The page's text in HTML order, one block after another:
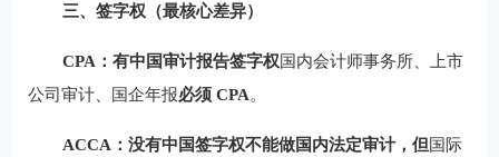
三、签字权（最核心差异）
CPA：有中国审计报告签字权国内会计师事务所、上市
公司审计、国企年报必须 CPA。
ACCA： 没有中国签字权不能做国内法定审计，但国际